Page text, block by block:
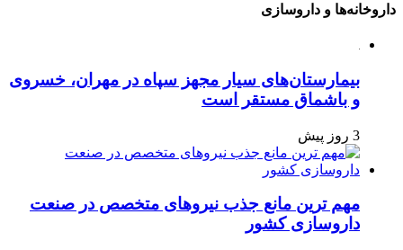
داروخانه‌ها و داروسازی
بیمارستان‌های سیار مجهز سپاه در مهران، خسروی
و باشماق مستقر است
3 روز پیش
مهم ترین مانع جذب نیروهای متخصص در صنعت
داروسازی کشور